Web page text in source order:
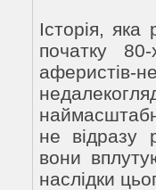
Історія, яка
початку
аферистів-
не відразу
вони
наслідки